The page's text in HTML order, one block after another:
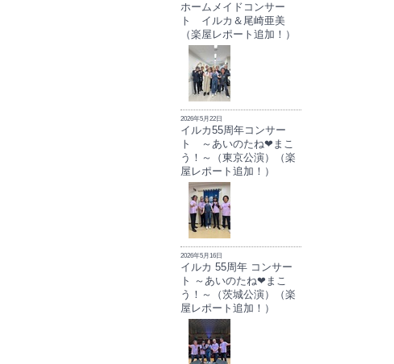
ホームメイドコンサー
ト イルカ＆尾崎亜美
（楽屋レポート追加！）
2026年5月22日
イルカ55周年コンサー
ト ～あいのたね❤まこ
う！～（東京公演）（楽
屋レポート追加！）
2026年5月16日
イルカ 55周年 コンサー
ト ～あいのたね❤まこ
う！～（茨城公演）（楽
屋レポート追加！）